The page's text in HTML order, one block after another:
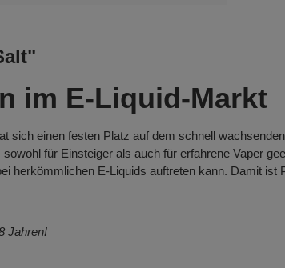
im E-Liquid-Markt
sich einen festen Platz auf dem schnell wachsenden
für Einsteiger als auch für erfahrene Vaper
herkömmlichen E-Liquids auftreten kann. Damit ist
Jahren!